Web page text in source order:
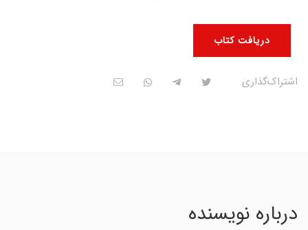
دریافت کتاب
اشتراک‌گذاری
درباره نویسنده